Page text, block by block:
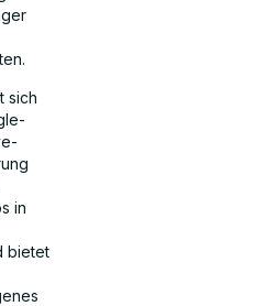
sich
in
bietet